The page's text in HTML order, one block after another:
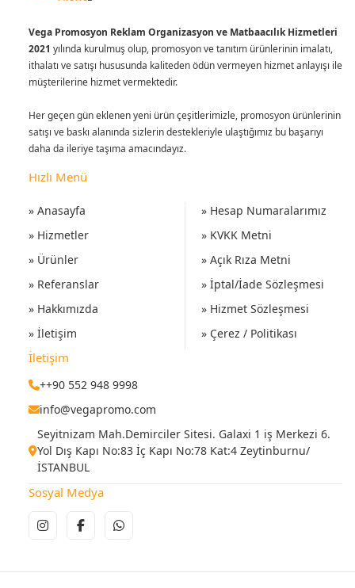
Vega Promosyon Reklam Organizasyon ve Matbaacılık Hizmetleri
2021 yılında kurulmuş olup, promosyon ve tanıtım ürünlerinin imalatı,
ithalatı ve satışı hususunda kaliteden ödün vermeyen hizmet anlayışı ile
müşterilerine hizmet vermektedir.
Her geçen gün eklenen yeni ürün çeşitlerimizle, promosyon ürünlerinin
satışı ve baskı alanında sizlerin destekleriyle ulaştığımız bu başarıyı
daha da ileriye taşıma amacındayız.
Hızlı Menü
» Anasayfa
» Hizmetler
» Ürünler
» Referanslar
» Hakkımızda
» İletişim
» Hesap Numaralarımız
» KVKK Metni
» Açık Rıza Metni
» İptal/İade Sözleşmesi
» Hizmet Sözleşmesi
» Çerez / Politikası
İletişim
++90 552 948 9998
info@vegapromo.com
Seyitnizam Mah.Demirciler Sitesi. Galaxi 1 iş Merkezi 6.
Yol Dış Kapı No:83 İç Kapı No:78 Kat:4 Zeytinburnu/
İSTANBUL
Sosyal Medya